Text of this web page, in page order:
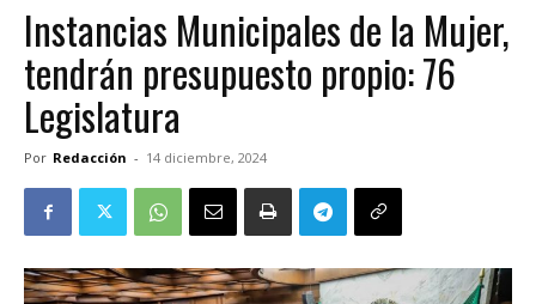
Instancias Municipales de la Mujer,
tendrán presupuesto propio: 76
Legislatura
Por Redacción - 14 diciembre, 2024